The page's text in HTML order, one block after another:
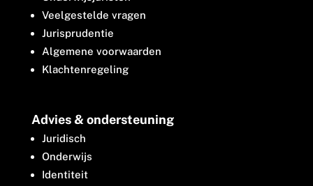
Veelgestelde vragen
Jurisprudentie
Algemene voorwaarden
Klachtenregeling
Advies & ondersteuning
Juridisch
Onderwijs
Identiteit